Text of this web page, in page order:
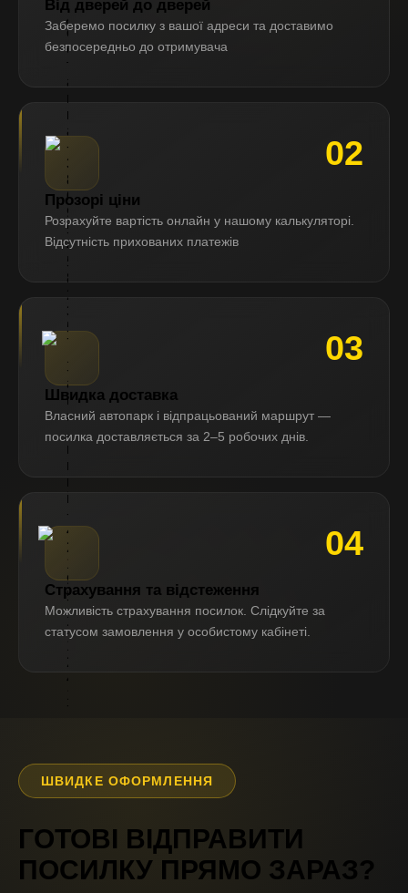
Д
о
с
т
а
к
а:
+
3
8
0
9
5
4
5
8
2
3
5
7
З
а
г
а
л
ь
н
и
й:
+
4
2
9
5
1
2
2
4
7
Від дверей до дверей
Заберемо посилку з вашої адреси та доставимо
безпосередньо до отримувача
02
Прозорі ціни
Розрахуйте вартість онлайн у нашому калькуляторі.
Відсутність прихованих платежів
03
Швидка доставка
Власний автопарк і відпрацьований маршрут —
посилка доставляється за 2–5 робочих днів.
04
Страхування та відстеження
Можливість страхування посилок. Слідкуйте за
статусом замовлення у особистому кабінеті.
ШВИДКЕ ОФОРМЛЕННЯ
ГОТОВІ ВІДПРАВИТИ
ПОСИЛКУ ПРЯМО ЗАРАЗ?